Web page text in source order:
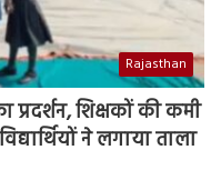
Rajasthan
शिक्षकों की कमी
ने लगाया ताला